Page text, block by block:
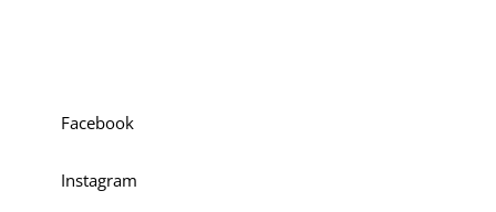
Facebook
Instagram